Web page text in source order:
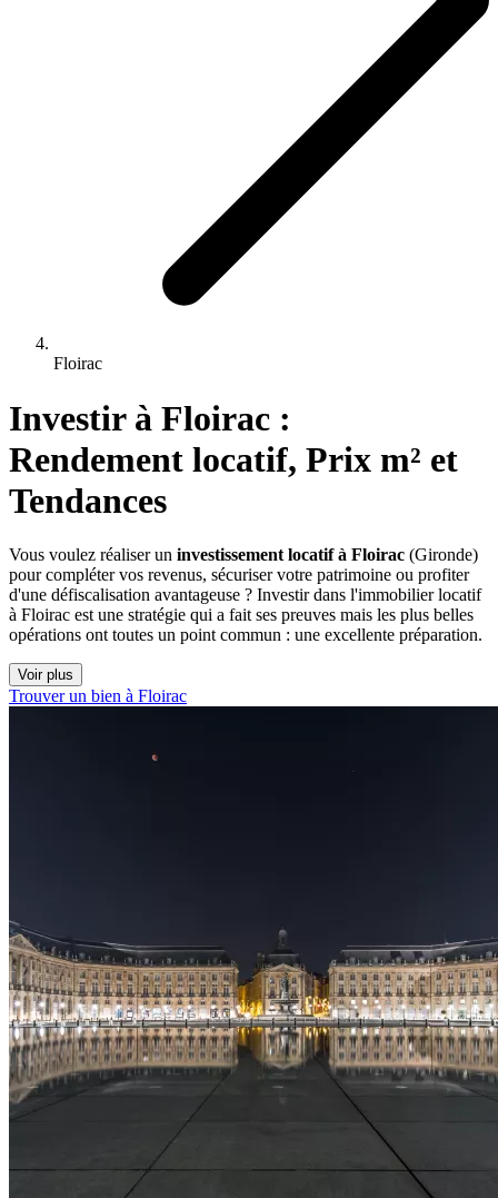
Floirac
Investir à Floirac :
Rendement locatif, Prix m² et
Tendances
Vous voulez réaliser un investissement locatif à Floirac (Gironde)
pour compléter vos revenus, sécuriser votre patrimoine ou profiter
d'une défiscalisation avantageuse ? Investir dans l'immobilier locatif
à Floirac est une stratégie qui a fait ses preuves mais les plus belles
opérations ont toutes un point commun : une excellente préparation.
Voir plus
Trouver un bien à Floirac